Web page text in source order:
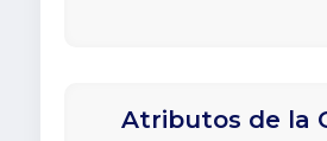
Atributos de la